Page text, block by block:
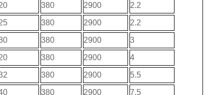
380 2900 2.2
380 2900 2.2
380 2900 3
380 2900 4
380 2900 5.5
380 2900 7.5